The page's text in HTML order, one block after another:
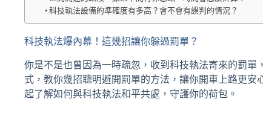
科技執法設備的準確度有多高？會不會有誤判的情況？
科技執法爆內幕！這幾招讓你躲過罰單？
你是不是也曾因為一時疏忽，收到科技執法寄來的罰
式，教你幾招聰明避開罰單的方法，讓你開車上路更
起了解如何與科技執法和平共處，守護你的荷包。